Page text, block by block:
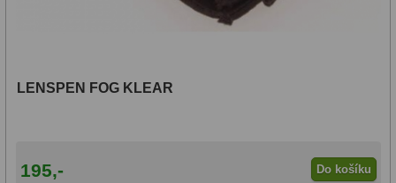
LENSPEN FOG KLEAR
195,- Do košíku